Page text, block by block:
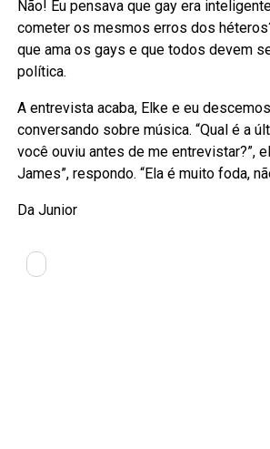
Não! Eu pensava que gay era
cometer os mesmos erros dos
que ama os gays e que todos devem
política.
A entrevista acaba, Elke e eu
conversando sobre música. “Qual é a
você ouviu antes de me entrevistar?”,
James”, respondo. “Ela é muito foda,
Da Junior